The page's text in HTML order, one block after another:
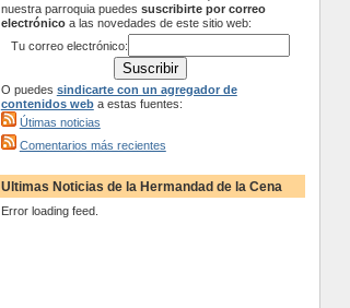
nuestra parroquia puedes suscribirte por correo
electrónicoa las novedades de este sitio web:
Tu correo electrónico:
O puedes sindicarte con un agregador de
contenidos weba estas fuentes:
Útimas noticias
Comentarios más recientes
Ultimas Noticias de la Hermandad de la Cena
Error loading feed.